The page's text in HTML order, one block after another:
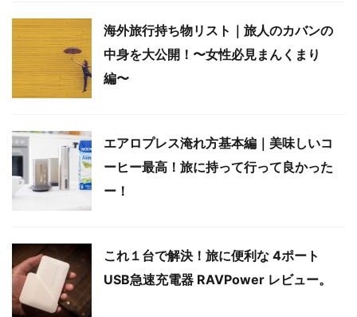
海外旅行持ち物リスト｜旅人のカバンの
中身を大公開！〜女性必見まんくまり
編〜
エアロプレス淹れ方基本編｜美味しいコ
ーヒー最高！旅に持って行って良かった
ー！
これ１台で解決！旅に便利な 4ポート
USB急速充電器 RAVPower レビュー。